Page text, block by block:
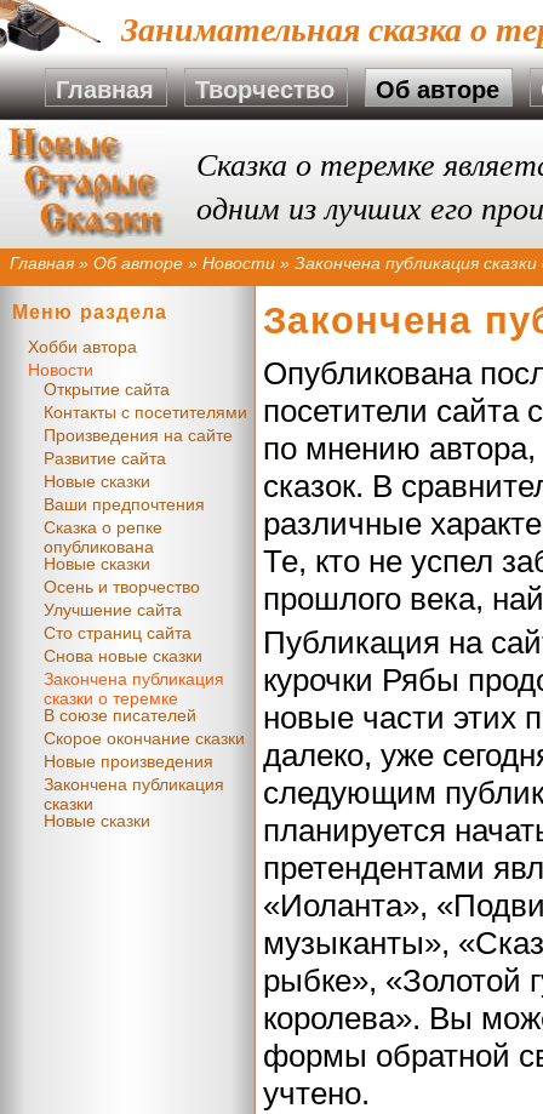
Занимательная сказка о
Главная Творчество Об авторе
Сказка о теремке
одним из лучших его
Главная » Об авторе » Новости » Закончена публикация
Закончена
Опубликована
посетители сайта
по мнению автора,
сказок. В
различные
Те, кто не успел
прошлого века,
Публикация на
курочки Рябы
новые части этих
далеко, уже
следующим
планируется
претендентами
«Иоланта»,
музыканты»,
рыбке», «Золотой
королева». Вы
формы обратной
учтено.
Меню раздела
Хобби автора
Новости
Открытие сайта
Контакты с посетителями
Произведения на сайте
Развитие сайта
Новые сказки
Ваши предпочтения
Сказка о репке
опубликована
Новые сказки
Осень и творчество
Улучшение сайта
Сто страниц сайта
Снова новые сказки
Закончена публикация
сказки о теремке
В союзе писателей
Скорое окончание сказки
Новые произведения
Закончена публикация
сказки
Новые сказки